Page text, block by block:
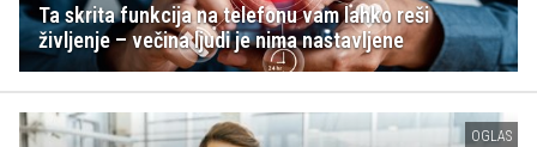
Ta skrita funkcija na telefonu vam lahko reši
življenje – večina ljudi je nima nastavljene
OGLAS